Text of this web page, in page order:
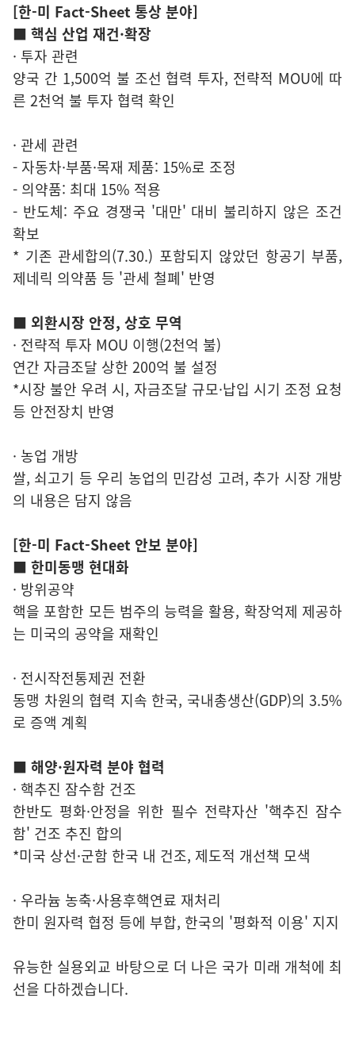
[한-미 Fact-Sheet 통상 분야]
■ 핵심 산업 재건·확장
· 투자 관련
양국 간 1,500억 불 조선 협력 투자, 전략적 MOU에 따
른 2천억 불 투자 협력 확인
· 관세 관련
- 자동차·부품·목재 제품: 15%로 조정
- 의약품: 최대 15% 적용
- 반도체: 주요 경쟁국 '대만' 대비 불리하지 않은 조건
확보
* 기존 관세합의(7.30.) 포함되지 않았던 항공기 부품,
제네릭 의약품 등 '관세 철폐' 반영
■ 외환시장 안정, 상호 무역
· 전략적 투자 MOU 이행(2천억 불)
연간 자금조달 상한 200억 불 설정
*시장 불안 우려 시, 자금조달 규모·납입 시기 조정 요청
등 안전장치 반영
· 농업 개방
쌀, 쇠고기 등 우리 농업의 민감성 고려, 추가 시장 개방
의 내용은 담지 않음
[한-미 Fact-Sheet 안보 분야]
■ 한미동맹 현대화
· 방위공약
핵을 포함한 모든 범주의 능력을 활용, 확장억제 제공하
는 미국의 공약을 재확인
· 전시작전통제권 전환
동맹 차원의 협력 지속 한국, 국내총생산(GDP)의 3.5%
로 증액 계획
■ 해양·원자력 분야 협력
· 핵추진 잠수함 건조
한반도 평화·안정을 위한 필수 전략자산 '핵추진 잠수
함' 건조 추진 합의
*미국 상선·군함 한국 내 건조, 제도적 개선책 모색
· 우라늄 농축·사용후핵연료 재처리
한미 원자력 협정 등에 부합, 한국의 '평화적 이용' 지지
유능한 실용외교 바탕으로 더 나은 국가 미래 개척에 최
선을 다하겠습니다.